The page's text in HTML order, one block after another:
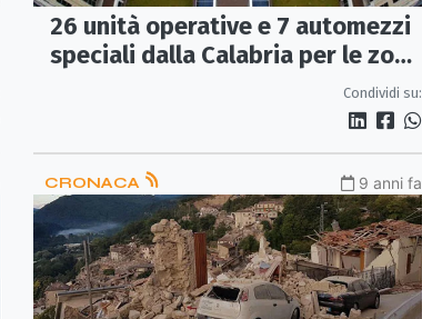
26 unità operative e 7 automezzi
speciali dalla Calabria per le zone
Condividi su:
CRONACA 9 anni fa